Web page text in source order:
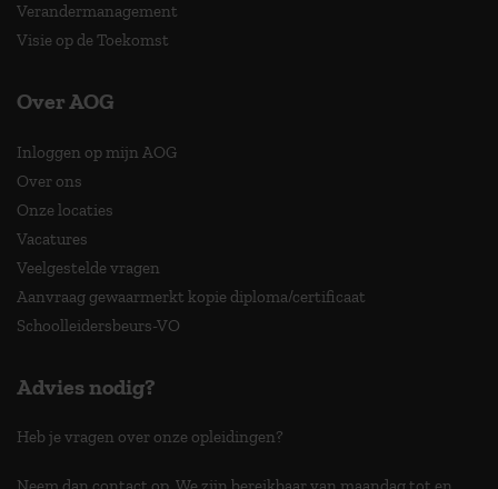
Verandermanagement
Visie op de Toekomst
Over AOG
Inloggen op mijn AOG
Over ons
Onze locaties
Vacatures
Veelgestelde vragen
Aanvraag gewaarmerkt kopie diploma/certificaat
Schoolleidersbeurs-VO
Advies nodig?
Heb je vragen over onze opleidingen?